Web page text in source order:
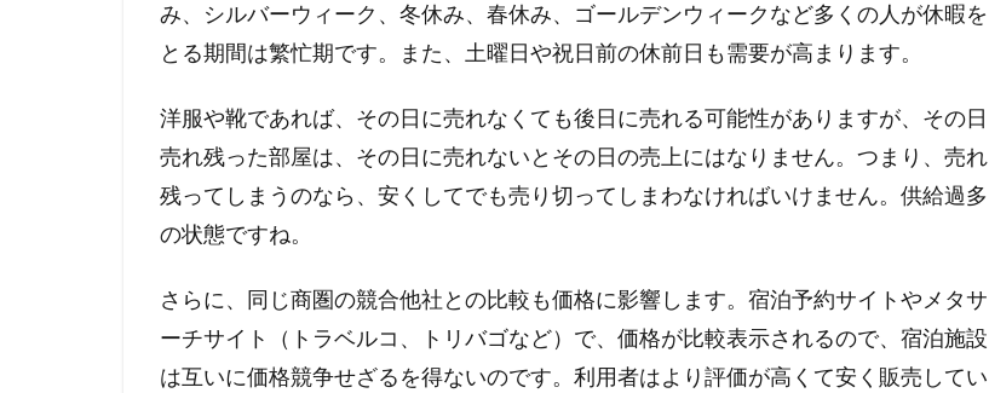
み、シルバーウィーク、冬休み、春休み、ゴールデンウィークなど多くの人が休暇を
とる期間は繁忙期です。また、土曜日や祝日前の休前日も需要が高まります。
洋服や靴であれば、その日に売れなくても後日に売れる可能性がありますが、その日
売れ残った部屋は、その日に売れないとその日の売上にはなりません。つまり、売れ
残ってしまうのなら、安くしてでも売り切ってしまわなければいけません。供給過多
の状態ですね。
さらに、同じ商圏の競合他社との比較も価格に影響します。宿泊予約サイトやメタサ
ーチサイト（トラベルコ、トリバゴなど）で、価格が比較表示されるので、宿泊施設
は互いに価格競争せざるを得ないのです。利用者はより評価が高くて安く販売してい